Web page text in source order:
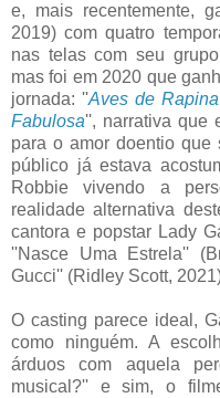
e, mais recentemente,
2019) com quatro
nas telas com seu
mas foi em 2020 que
jornada: ''Aves de
Fabulosa'', narrativa que
para o amor doentio
público já estava
Robbie vivendo a
realidade alternativa
cantora e popstar Lady
''Nasce Uma Estrela''
Gucci'' (Ridley Scott,
O casting parece ideal,
como ninguém. A
árduos com aquela
musical?'' e sim, o